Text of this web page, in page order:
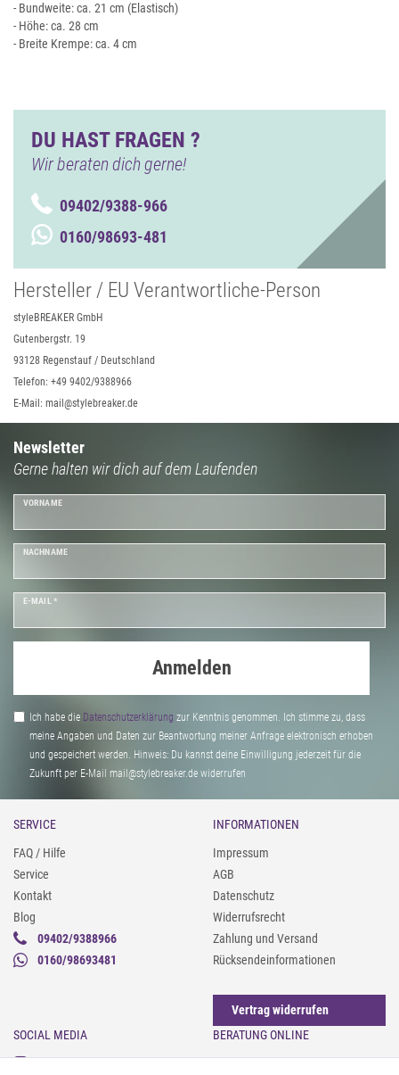
- Bundweite: ca. 21 cm (Elastisch)
- Höhe: ca. 28 cm
- Breite Krempe: ca. 4 cm
DU HAST FRAGEN ?
Wir beraten dich gerne!
09402/9388-966
0160/98693-481
Hersteller / EU Verantwortliche-Person
styleBREAKER GmbH
Gutenbergstr. 19
93128 Regenstauf / Deutschland
Telefon: +49 9402/9388966
E-Mail: mail@stylebreaker.de
Newsletter
Gerne halten wir dich auf dem Laufenden
VORNAME
NACHNAME
E-MAIL *
Anmelden
Ich habe die Daten­schutz­erklärung zur Kenntnis genommen. Ich stimme zu, dass
meine Angaben und Daten zur Beantwortung meiner Anfrage elektronisch erhoben
und gespeichert werden. Hinweis: Du kannst deine Einwilligung jederzeit für die
Zukunft per E-Mail mail@stylebreaker.de widerrufen
SERVICE
FAQ / Hilfe
Service
Kontakt
Blog
09402/9388966
0160/98693481
INFORMATIONEN
Impressum
AGB
Datenschutz
Widerrufsrecht
Zahlung und Versand
Rücksendeinformationen
Vertrag widerrufen
SOCIAL MEDIA
Instagram
BERATUNG ONLINE
Gürtel messen & kürzen